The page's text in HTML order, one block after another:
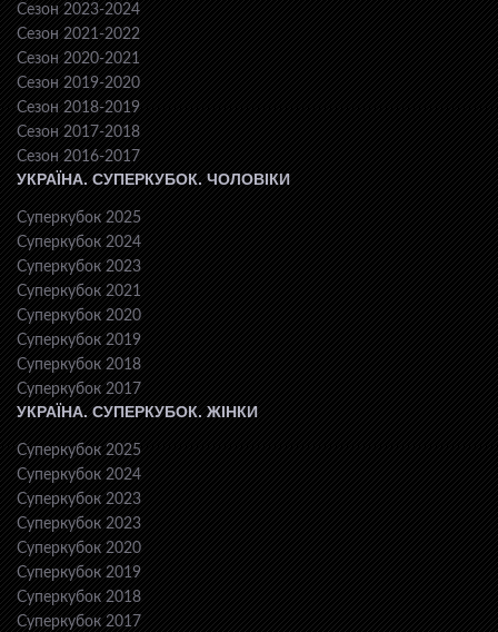
Сезон 2023-2024
Сезон 2021-2022
Сезон 2020-2021
Сезон 2019-2020
Сезон 2018-2019
Сезон 2017-2018
Сезон 2016-2017
УКРАЇНА. СУПЕРКУБОК. ЧОЛОВІКИ
Суперкубок 2025
Суперкубок 2024
Суперкубок 2023
Суперкубок 2021
Суперкубок 2020
Суперкубок 2019
Суперкубок 2018
Суперкубок 2017
УКРАЇНА. СУПЕРКУБОК. ЖІНКИ
Суперкубок 2025
Суперкубок 2024
Суперкубок 2023
Суперкубок 2023
Суперкубок 2020
Суперкубок 2019
Суперкубок 2018
Суперкубок 2017